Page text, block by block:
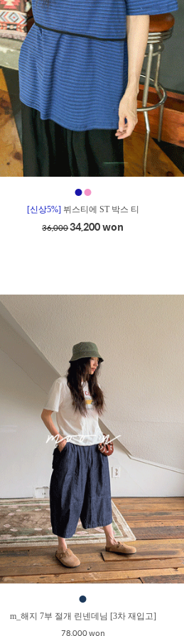
●●
[신상5%] 뷔스티에 ST 박스 티
36,00034,200 won
●
m_해지 7부 절개 린넨데님 [3차 재입고]
78,000 won